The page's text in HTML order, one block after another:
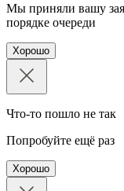
Мы приняли вашу
порядке очереди
Хорошо
Что-то пошло не так
Попробуйте ещё раз
Хорошо